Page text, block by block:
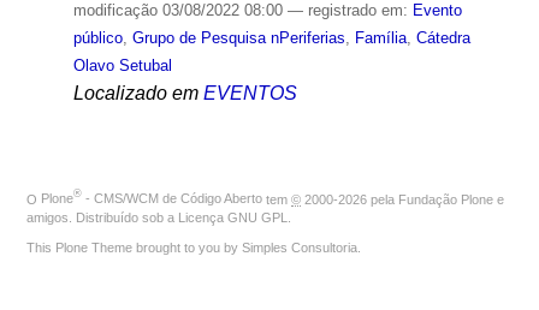
modificação03/08/2022 08:00 — registrado em: Evento
público, Grupo de Pesquisa nPeriferias, Família, Cátedra
Olavo Setubal
Localizado em EVENTOS
O Plone® - CMS/WCM de Código Aberto tem © 2000-2026 pela Fundação Plone e
amigos. Distribuído sob a
Licença GNU GPL
This Plone Theme brought to you by Simples Consultoria